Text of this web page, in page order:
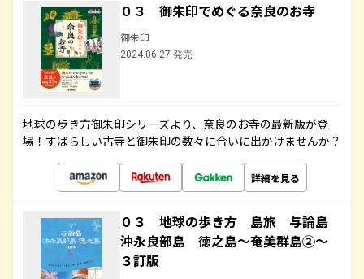
０３ 御朱印でめぐる奈良のお寺
御朱印
2024.06.27 発売
地球の歩き方御朱印シリーズより、奈良のお寺の最新版が登
場！すばらしい古寺と御朱印の数々に合いに出かけませんか？
詳細を見る
０３ 地球の歩き方 島旅 与論島
沖永良部島 徳之島～奄美群島②～
３訂版